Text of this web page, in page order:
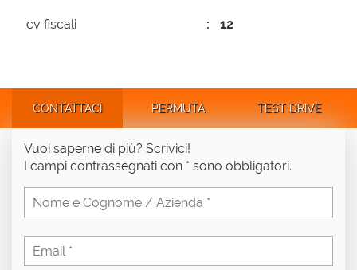
cv fiscali 12
CONTATTACI PERMUTA TEST DRIVE
Vuoi saperne di più? Scrivici!
I campi contrassegnati con * sono obbligatori.